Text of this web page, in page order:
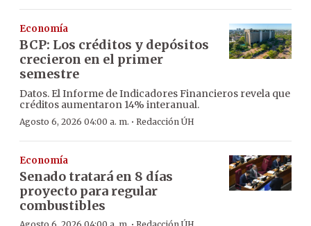
Economía
BCP: Los créditos y depósitos
crecieron en el primer
semestre
Datos. El Informe de Indicadores Financieros revela que
créditos aumentaron 14% interanual.
Agosto 6, 2026 04:00 a. m. · Redacción ÚH
Economía
Senado tratará en 8 días
proyecto para regular
combustibles